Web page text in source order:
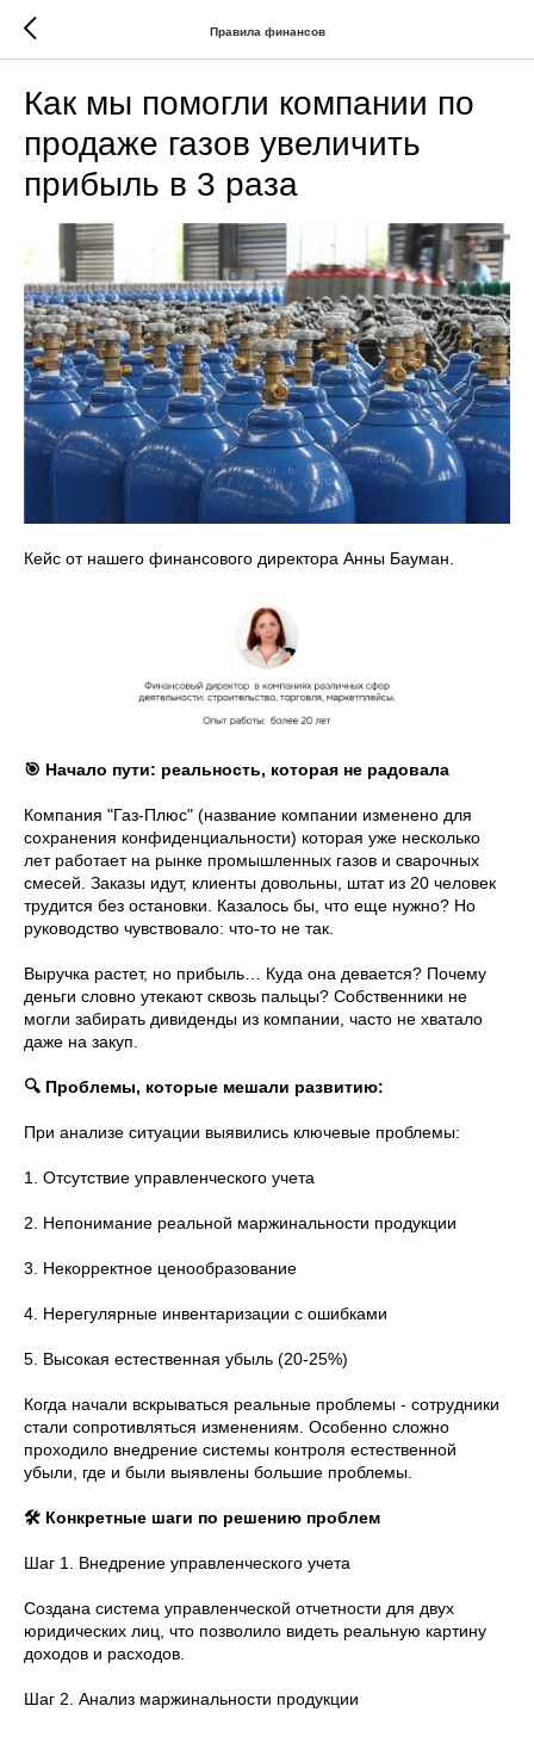
Правила финансов
Как мы помогли компании по
продаже газов увеличить
прибыль в 3 раза
Кейс от нашего финансового директора Анны Бауман.
🎯 Начало пути: реальность, которая не радовала
Компания "Газ-Плюс" (название компании изменено для
сохранения конфиденциальности) которая уже несколько
лет работает на рынке промышленных газов и сварочных
смесей. Заказы идут, клиенты довольны, штат из 20 человек
трудится без остановки. Казалось бы, что еще нужно? Но
руководство чувствовало: что-то не так.
Выручка растет, но прибыль… Куда она девается? Почему
деньги словно утекают сквозь пальцы? Собственники не
могли забирать дивиденды из компании, часто не хватало
даже на закуп.
🔍 Проблемы, которые мешали развитию:
При анализе ситуации выявились ключевые проблемы:
1. Отсутствие управленческого учета
2. Непонимание реальной маржинальности продукции
3. Некорректное ценообразование
4. Нерегулярные инвентаризации с ошибками
5. Высокая естественная убыль (20-25%)
Когда начали вскрываться реальные проблемы - сотрудники
стали сопротивляться изменениям. Особенно сложно
проходило внедрение системы контроля естественной
убыли, где и были выявлены большие проблемы.
🛠 Конкретные шаги по решению проблем
Шаг 1. Внедрение управленческого учета
Создана система управленческой отчетности для двух
юридических лиц, что позволило видеть реальную картину
доходов и расходов.
Шаг 2. Анализ маржинальности продукции